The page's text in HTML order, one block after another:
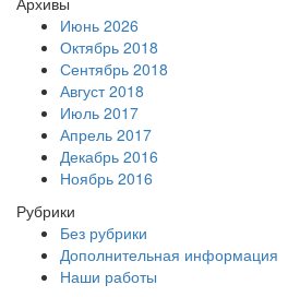
Июнь 2026
Октябрь 2018
Сентябрь 2018
Август 2018
Июль 2017
Апрель 2017
Декабрь 2016
Ноябрь 2016
Рубрики
Без рубрики
Дополнительная информация
Наши работы